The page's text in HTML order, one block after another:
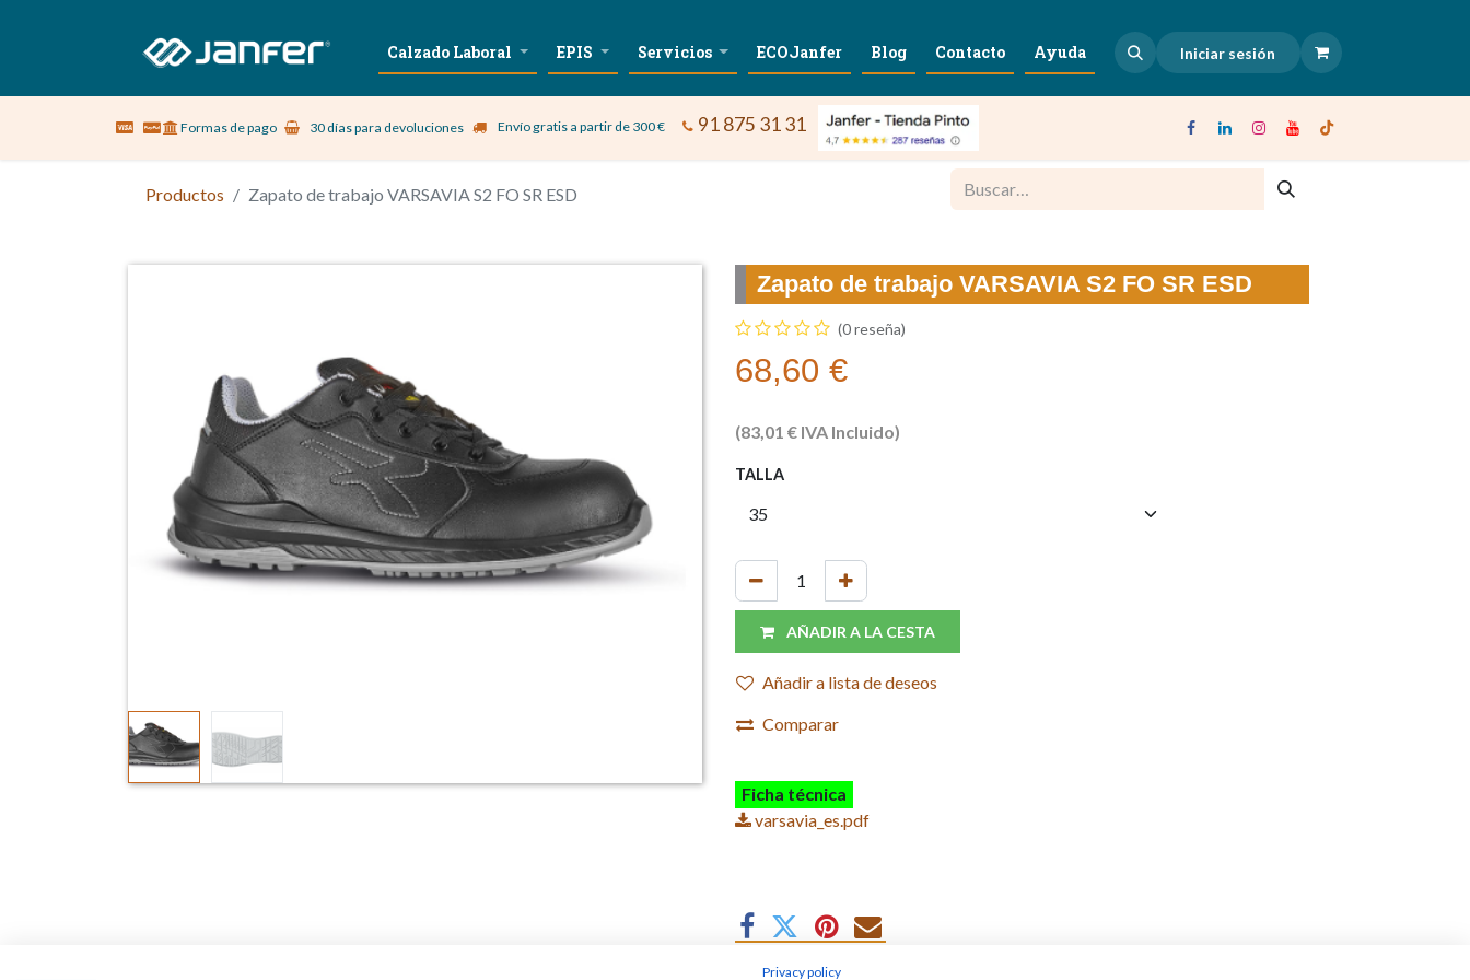
Sobre nosotros Vestuario Laboral Calzado Laboral EPIS Servicios ECOJanfer Blog Contacto Ayuda Iniciar sesión
Formas de pago 30 días para devoluciones Envío gratis a partir de 300 € 91 875 31 31
Productos Zapato de trabajo VARSAVIA S2 FO SR ESD
Zapato de trabajo VARSAVIA S2 FO SR ESD
(0 reseña)
68,60 €
(83,01 € IVA Incluido)
TALLA
AÑADIR A LA CESTA
Añadir a lista de deseos
Comparar
Ficha técnica
varsavia_es.pdf
Privacy policy